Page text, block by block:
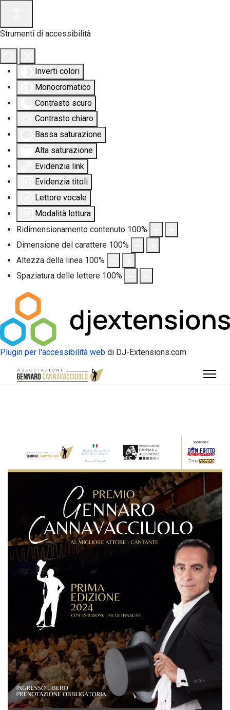
Strumenti di accessibilità
Inverti colori
Monocromatico
Contrasto scuro
Contrasto chiaro
Bassa saturazione
Alta saturazione
Evidenzia link
Evidenzia titoli
Lettore vocale
Modalità lettura
Ridimensionamento contenuto 100%
Dimensione del carattere 100%
Altezza della linea 100%
Spaziatura delle lettere 100%
Plugin per l'accessibilità web di DJ-Extensions.com